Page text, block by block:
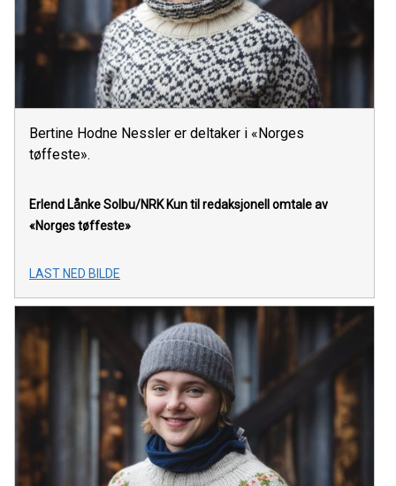
Bertine Hodne Nessler er deltaker i «Norges
tøffeste».
Erlend Lånke Solbu/NRK Kun til redaksjonell omtale av
«Norges tøffeste»
LAST NED BILDE